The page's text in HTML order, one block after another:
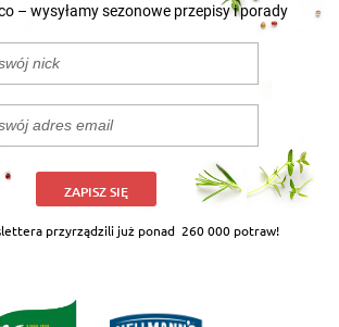
– wysyłamy sezonowe przepisy i porady
ZAPISZ SIĘ
przyrządzili już ponad 260 000 potraw!